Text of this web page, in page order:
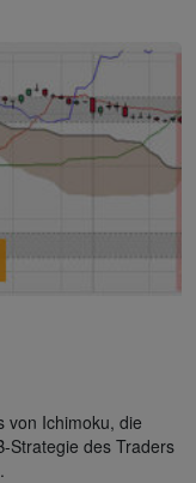
von Ichimoku, die
Strategie des Traders